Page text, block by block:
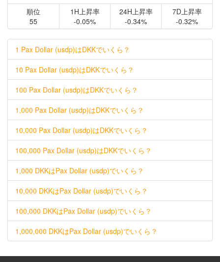
順位
55
1H上昇率
-0.05%
24H上昇率
-0.34%
7D上昇率
-0.32%
1 Pax Dollar (usdp)はDKKでいくら？
10 Pax Dollar (usdp)はDKKでいくら？
100 Pax Dollar (usdp)はDKKでいくら？
1,000 Pax Dollar (usdp)はDKKでいくら？
10,000 Pax Dollar (usdp)はDKKでいくら？
100,000 Pax Dollar (usdp)はDKKでいくら？
1,000 DKKはPax Dollar (usdp)でいくら？
10,000 DKKはPax Dollar (usdp)でいくら？
100,000 DKKはPax Dollar (usdp)でいくら？
1,000,000 DKKはPax Dollar (usdp)でいくら？